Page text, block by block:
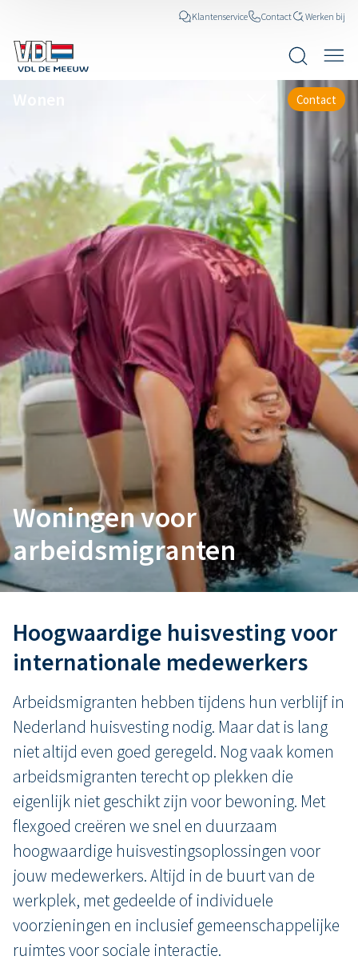
Klantenservice Contact Werken bij
Contact
Woningen voor
arbeidsmigranten
Hoogwaardige huisvesting voor
internationale medewerkers
Arbeidsmigranten hebben tijdens hun verblijf in
Nederland huisvesting nodig. Maar dat is lang
niet altijd even goed geregeld. Nog vaak komen
arbeidsmigranten terecht op plekken die
eigenlijk niet geschikt zijn voor bewoning. Met
flexgoed creëren we snel en duurzaam
hoogwaardige huisvestingsoplossingen voor
jouw medewerkers. Altijd in de buurt van de
werkplek, met gedeelde of individuele
voorzieningen en inclusief gemeenschappelijke
ruimtes voor sociale interactie.